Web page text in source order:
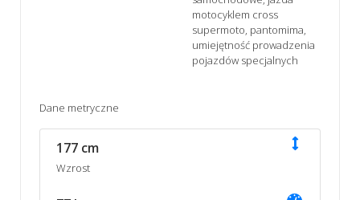
motocyklem cross
supermoto, pantomima,
umiejętność prowadzenia
pojazdów specjalnych
Dane metryczne
177 cm
Wzrost